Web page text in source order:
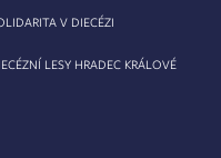
V DIECÉZI
LESY HRADEC KRÁLOVÉ